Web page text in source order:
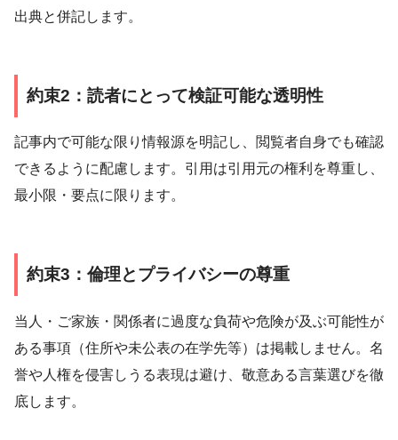
出典と併記します。
約束2：読者にとって検証可能な透明性
記事内で可能な限り情報源を明記し、閲覧者自身でも確認
できるように配慮します。引用は引用元の権利を尊重し、
最小限・要点に限ります。
約束3：倫理とプライバシーの尊重
当人・ご家族・関係者に過度な負荷や危険が及ぶ可能性が
ある事項（住所や未公表の在学先等）は掲載しません。名
誉や人権を侵害しうる表現は避け、敬意ある言葉選びを徹
底します。